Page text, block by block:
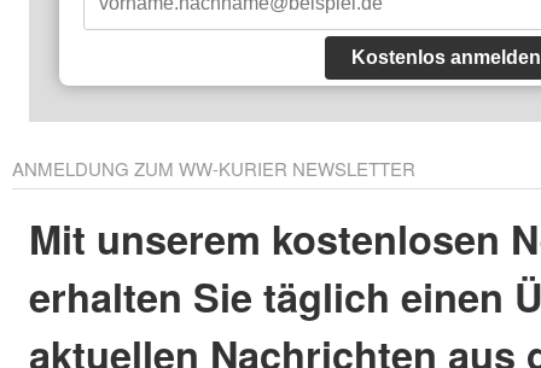
Kostenlos anmelden
ANMELDUNG ZUM WW-KURIER NEWSLETTER
Mit unserem kostenlosen
erhalten Sie täglich einen
aktuellen Nachrichten aus